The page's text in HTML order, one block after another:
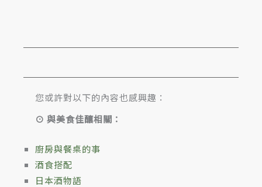
您或許對以下的內容也感興趣：
⊙ 與美食佳釀相關：
廚房與餐桌的事
酒食搭配
日本酒物語